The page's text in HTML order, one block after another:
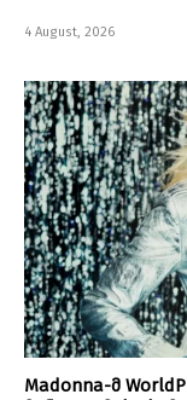
4 August, 2026
Madonna-მ